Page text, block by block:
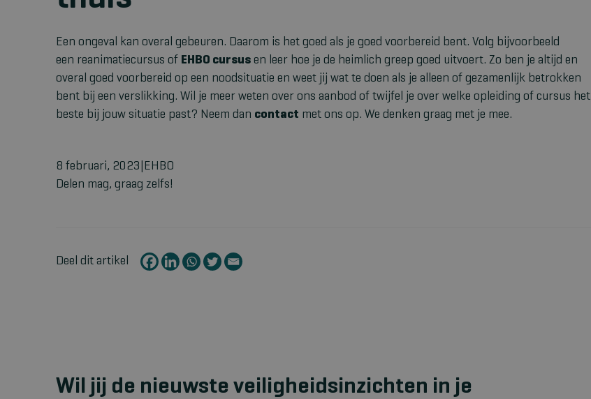
Een ongeval kan overal gebeuren. Daarom is het goed als je goed voorbereid bent. Volg bijvoorbeeld
een reanimatiecursus of EHBO cursus en leer hoe je de heimlich greep goed uitvoert. Zo ben je altijd en
overal goed voorbereid op een noodsituatie en weet jij wat te doen als je alleen of gezamenlijk betrokken
bent bij een verslikking. Wil je meer weten over ons aanbod of twijfel je over welke opleiding of cursus het
beste bij jouw situatie past? Neem dan contact met ons op. We denken graag met je mee.
8 februari, 2023|EHBO
Delen mag, graag zelfs!
Deel dit artikel
Wil jij de nieuwste veiligheidsinzichten in je